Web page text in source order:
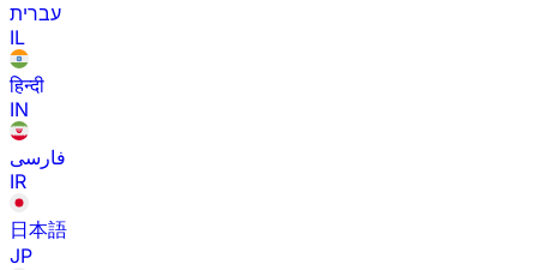
עברית
IL
हिन्दी
IN
فارسی
IR
日本語
JP